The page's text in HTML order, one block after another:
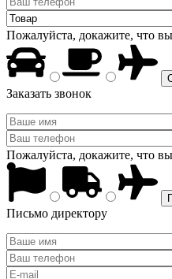
Пожалуйста, докажите, что
Заказать звонок
Пожалуйста, докажите, что
Письмо директору